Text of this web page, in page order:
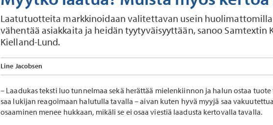
Laatutuotteita markkinoidaan valitettavan usein huolimattomilla
vähentää asiakkaita ja heidän tyytyväisyyttään, sanoo Samtextin
Kielland-Lund.
Line Jacobsen
– Laadukas teksti luo tunnelmaa sekä herättää mielenkiinnon ja halun ostaa
saa lukijan reagoimaan halutulla tavalla – aivan kuten hyvä myyjä saa
osaaminen menee hukkaan, mikäli se ei osaa viestiä laadusta kertovalla tavalla.